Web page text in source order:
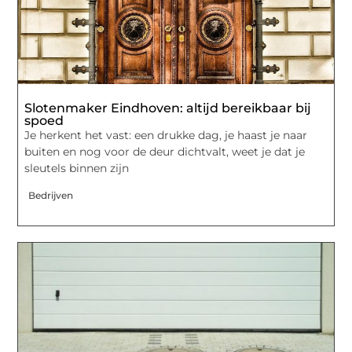
Slotenmaker Eindhoven: altijd bereikbaar bij
spoed
Je herkent het vast: een drukke dag, je haast je naar
buiten en nog voor de deur dichtvalt, weet je dat je
sleutels binnen zijn
Bedrijven